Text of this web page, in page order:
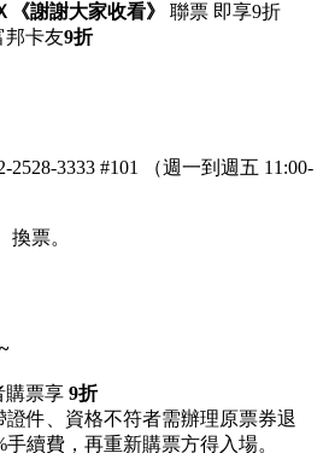
《謝謝大家收看》 聯票 即享9折
邦卡友9折
3333 #101 （週一到週五 11:00-
票。
購票享 9折
件、資格不符者需辦理原票券退
續費，再重新購票方得入場。